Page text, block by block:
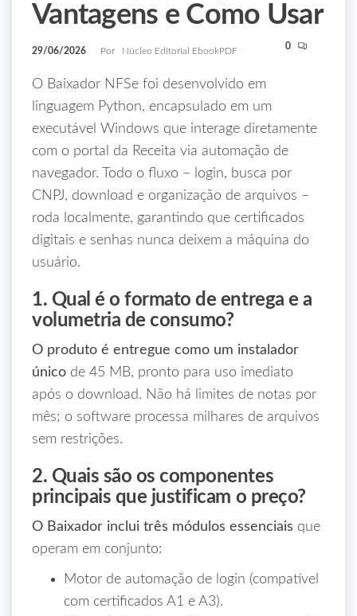
Vantagens e Como Usar
29/06/2026 Por Núcleo Editorial EbookPDF 0
O Baixador NFSe foi desenvolvido em
linguagem Python, encapsulado em um
executável Windows que interage diretamente
com o portal da Receita via automação de
navegador. Todo o fluxo – login, busca por
CNPJ, download e organização de arquivos –
roda localmente, garantindo que certificados
digitais e senhas nunca deixem a máquina do
usuário.
1. Qual é o formato de entrega e a
volumetria de consumo?
O produto é entregue como um instalador
único de 45 MB, pronto para uso imediato
após o download. Não há limites de notas por
mês; o software processa milhares de arquivos
sem restrições.
2. Quais são os componentes
principais que justificam o preço?
O Baixador inclui três módulos essenciais que
operam em conjunto:
Motor de automação de login (compatível
com certificados A1 e A3).